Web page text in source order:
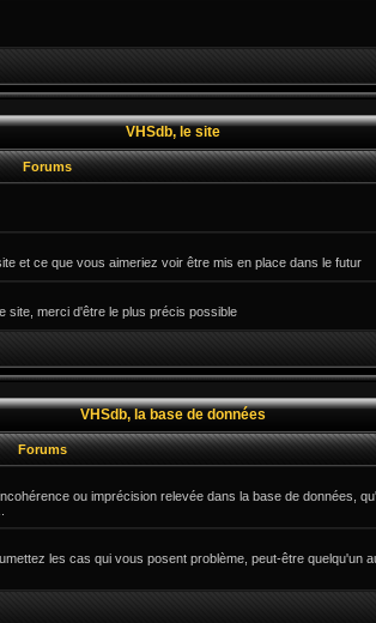
VHSdb, le site
Forums
et ce que vous aimeriez voir être mis en place dans le futur
site, merci d'être le plus précis possible
VHSdb, la base de données
Forums
ou imprécision relevée dans la base de données,
les cas qui vous posent problème, peut-être quelqu'un